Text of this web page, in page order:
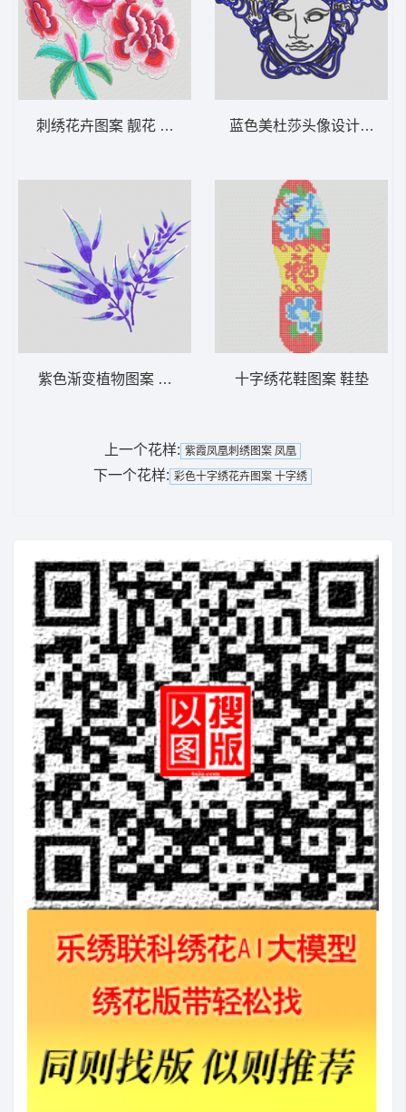
刺绣花卉图案 靓花 旗袍
紫色渐变植物图案 竹 旗袍
蓝色美杜莎头像设计 范思哲
十字绣花鞋图案 鞋垫
上一个花样: 紫霞凤凰刺绣图案 凤凰
下一个花样: 彩色十字绣花卉图案 十字绣